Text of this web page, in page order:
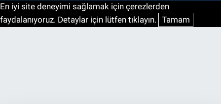
En iyi site deneyimi sağlamak için çerezlerden
faydalanıyoruz. Detaylar için lütfen tıklayın. Tamam